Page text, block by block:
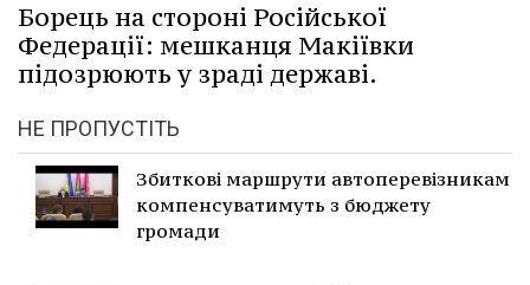
Борець на стороні Російської
Федерації: мешканця Макіївки
підозрюють у зраді державі.
НЕ ПРОПУСТІТЬ
Збиткові маршрути автоперевізникам
компенсуватимуть з бюджету
громади